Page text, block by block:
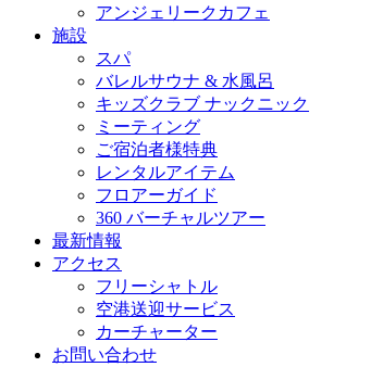
アンジェリークカフェ
施設
スパ
バレルサウナ & 水風呂
キッズクラブ ナックニック
ミーティング
ご宿泊者様特典
レンタルアイテム
フロアーガイド
360 バーチャルツアー
最新情報
アクセス
フリーシャトル
空港送迎サービス
カーチャーター
お問い合わせ